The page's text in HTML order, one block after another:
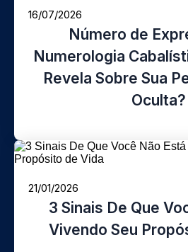
16/07/2026
Número de
Numerologia
Revela Sobre Sua
Oculta?
21/01/2026
3 Sinais De Que
Vivendo Seu